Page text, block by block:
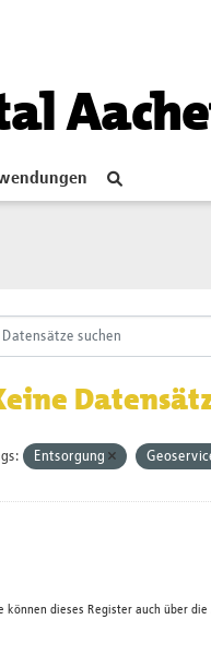
Entsorgung
können dieses Register auch über die